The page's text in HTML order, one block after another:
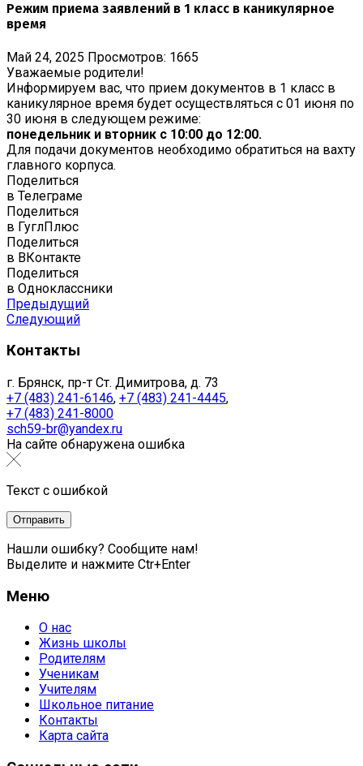
Режим приема заявлений в 1 класс в каникулярное
время
Май 24, 2025 Просмотров: 1665
Уважаемые родители!
Информируем вас, что прием документов в 1 класс в
каникулярное время будет осуществляться с 01 июня по
30 июня в следующем режиме:
понедельник и вторник с 10:00 до 12:00.
Для подачи документов необходимо обратиться на вахту
главного корпуса.
Поделиться
в Телеграме
Поделиться
в ГуглПлюс
Поделиться
в ВКонтакте
Поделиться
в Одноклассники
Предыдущий
Следующий
Контакты
г. Брянск, пр-т Ст. Димитрова, д. 73
+7 (483) 241-6146, +7 (483) 241-4445,
+7 (483) 241-8000
sch59-br@yandex.ru
На сайте обнаружена ошибка
Текст с ошибкой
Нашли ошибку? Сообщите нам!
Выделите и нажмите Ctr+Enter
Меню
О нас
Жизнь школы
Родителям
Ученикам
Учителям
Школьное питание
Контакты
Карта сайта